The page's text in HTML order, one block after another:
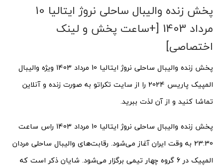
پخش زنده والیبال ساحلی نروژ ایتالیا 10
مرداد 1403 [+ساعت پخش و لینک
اختصاصی]
پخش زنده والیبال ساحلی نروژ ایتالیا 10 مرداد 1403 ویژه والیبال
المپیک پاریس 2024 را از سایت تکراتو به صورت زنده و آنلاین
تماشا کنید و از آن لذت ببرید.
پخش زنده والیبال ساحلی نروژ ایتالیا 10 مرداد 1403 راس ساعت
23:30 به وقت ایران آغاز می‌شود. رقابت‌های والیبال ساحلی مردان
المپیک در 6 گروه چهار تیمی برگزار می‌شود. شایان ذکر است که